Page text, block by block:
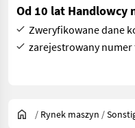
Od 10 lat Handlowcy
Zweryfikowane dane
zarejestrowany
/ Rynek maszyn /